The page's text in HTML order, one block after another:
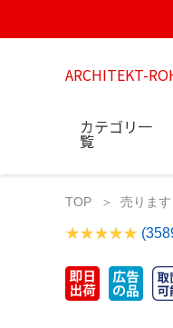
ARCHITEKT-
カテゴリ一
覧
TOP 売りま